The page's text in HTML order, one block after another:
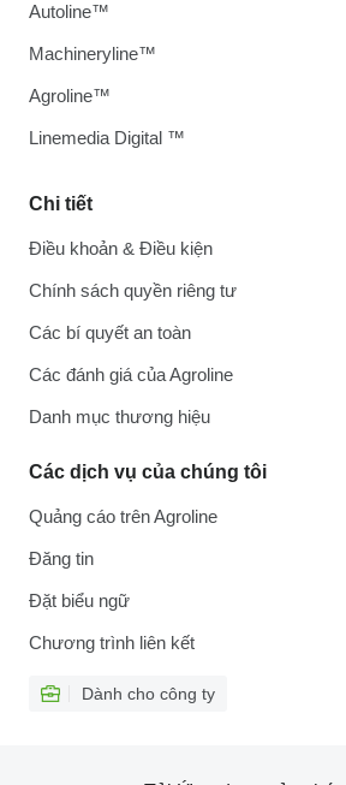
Chi tiết
Điều khoản & Điều kiện
Chính sách quyền riêng tư
Các bí quyết an toàn
Các đánh giá của Agroline
Danh mục thương hiệu
Các dịch vụ của chúng tôi
Quảng cáo trên Agroline
Đăng tin
Đặt biểu ngữ
Chương trình liên kết
Dành cho công ty
Autoline™
Machineryline™
Agroline™
Linemedia Digital ™